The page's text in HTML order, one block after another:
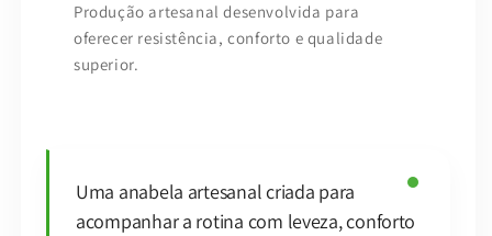
Produção artesanal desenvolvida para
oferecer resistência, conforto e qualidade
superior.
Uma anabela artesanal criada para
acompanhar a rotina com leveza, conforto